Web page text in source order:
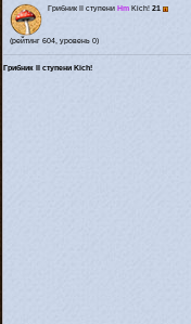
Грибник II ступени Hm Kich! 21
(рейтинг 604, уровень 0)
Грибник II ступени Kich!